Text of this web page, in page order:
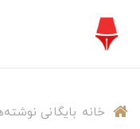
خانه بایگانی